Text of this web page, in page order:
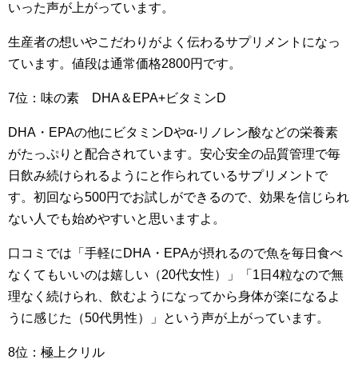
いった声が上がっています。
生産者の想いやこだわりがよく伝わるサプリメントになっ
ています。値段は通常価格2800円です。
7位：味の素 DHA＆EPA+ビタミンD
DHA・EPAの他にビタミンDやα-リノレン酸などの栄養素
がたっぷりと配合されています。安心安全の品質管理で毎
日飲み続けられるようにと作られているサプリメントで
す。初回なら500円でお試しができるので、効果を信じられ
ない人でも始めやすいと思いますよ。
口コミでは「手軽にDHA・EPAが摂れるので魚を毎日食べ
なくてもいいのは嬉しい（20代女性）」「1日4粒なので無
理なく続けられ、飲むようになってから身体が楽になるよ
うに感じた（50代男性）」という声が上がっています。
8位：極上クリル